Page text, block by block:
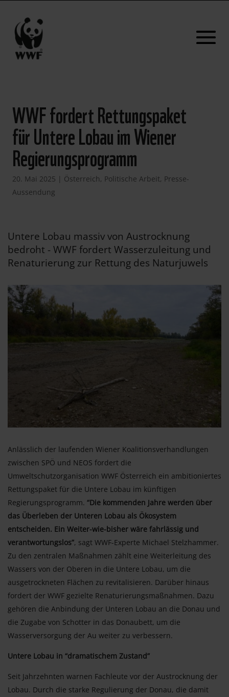
WWF fordert Rettungspaket
für Untere Lobau im Wiener
Regierungsprogramm
20. Mai 2025 | Österreich, Politische Arbeit, Presse-
Aussendung
Untere Lobau massiv von Austrocknung
bedroht - WWF fordert Wasserzuleitung und
Renaturierung zur Rettung des Naturjuwels
Anlässlich der laufenden Wiener Koalitionsverhandlungen
zwischen SPÖ und NEOS fordert die
Umweltschutzorganisation WWF Österreich ein ambitioniertes
Rettungspaket für die Untere Lobau im künftigen
Regierungsprogramm. “Die kommenden Jahre werden über
das Überleben der Unteren Lobau als Ökosystem
entscheiden. Ein Weiter-wie-bisher wäre fahrlässig und
verantwortungslos”, sagt WWF-Experte Michael Stelzhammer.
Zu den zentralen Maßnahmen zählt eine Weiterleitung des
Wassers von der Oberen in die Untere Lobau, um die
ausgetrockneten Flächen zu revitalisieren. Darüber hinaus
fordert der WWF gezielte Renaturierungsmaßnahmen. Dazu
gehören die Anbindung der Unteren Lobau an die Donau und
die Zugabe von Schotter in das Donaubett, um die
Wasserversorgung der Au weiter zu verbessern.
Untere Lobau in “dramatischem Zustand”
Seit Jahrzehnten warnen Fachleute vor der Austrocknung der
Lobau. Durch die starke Regulierung der Donau, die damit